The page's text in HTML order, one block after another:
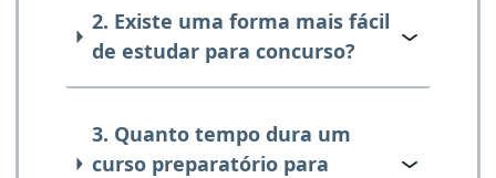
2. Existe uma forma mais fácil
de estudar para concurso?
3. Quanto tempo dura um
curso preparatório para